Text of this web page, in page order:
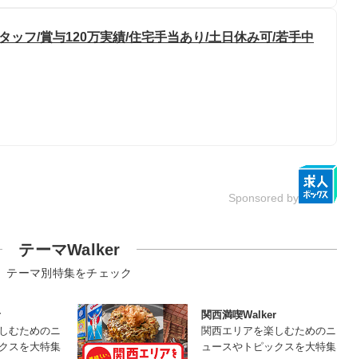
ッフ/賞与120万実績/住宅手当あり/土日休み可/若手中
Sponsored by
テーマWalker
テーマ別特集をチェック
むためのニ
スを大特集
関西満喫Walker
関西エリアを楽しむためのニ
ュースやトピックスを大特集